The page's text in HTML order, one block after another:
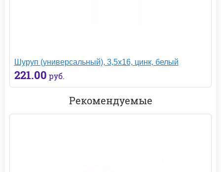
Шуруп (универсальный), 3,5х16, цинк, белый
221.00 руб.
Рекомендуемые